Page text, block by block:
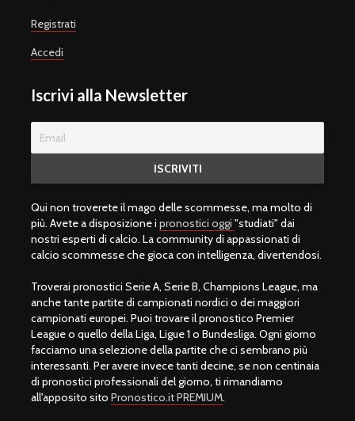
Registrati
Accedi
Iscrivi alla Newsletter
Qui non troverete il mago delle scommesse, ma molto di
più. Avete a disposizione i pronostici oggi "studiati" dai
nostri esperti di calcio. La community di appassionati di
calcio scommesse che gioca con intelligenza, divertendosi.
Troverai pronostici Serie A, Serie B, Champions League, ma
anche tante partite di campionati nordici o dei maggiori
campionati europei. Puoi trovare il pronostico Premier
League o quello della Liga, Ligue 1 o Bundesliga. Ogni giorno
facciamo una selezione della partite che ci sembrano più
interessanti. Per avere invece tanti decine, se non centinaia
di pronostici professionali del giorno, ti rimandiamo
all'apposito sito Pronostico.it PREMIUM.